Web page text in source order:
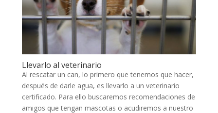
Llevarlo al veterinario
Al rescatar un can, lo primero que tenemos que hacer,
después de darle agua, es llevarlo a un veterinario
certificado. Para ello buscaremos recomendaciones de
amigos que tengan mascotas o acudiremos a nuestro